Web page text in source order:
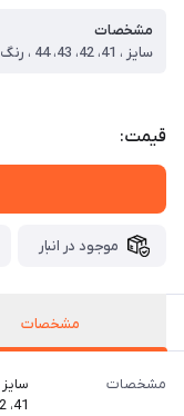
مشخصات
قیمت:
موجود در انبار
مشخصات
مشخصات
سایز
41، 42، 43، 44